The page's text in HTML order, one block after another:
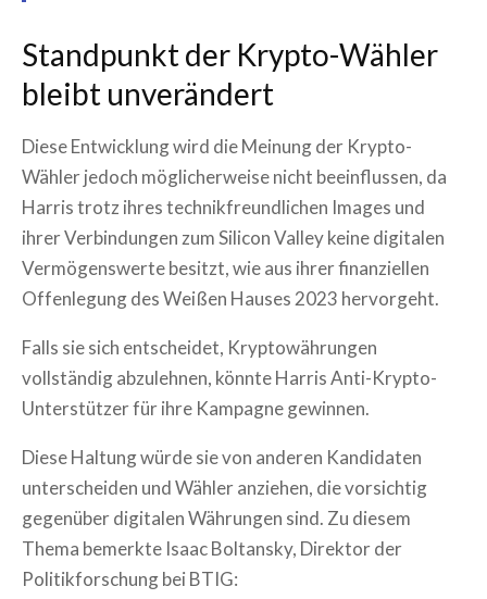
Standpunkt der Krypto-Wähler
bleibt unverändert
Diese Entwicklung wird die Meinung der Krypto-
Wähler jedoch möglicherweise nicht beeinflussen, da
Harris trotz ihres technikfreundlichen Images und
ihrer Verbindungen zum Silicon Valley keine digitalen
Vermögenswerte besitzt, wie aus ihrer finanziellen
Offenlegung des Weißen Hauses 2023 hervorgeht.
Falls sie sich entscheidet, Kryptowährungen
vollständig abzulehnen, könnte Harris Anti-Krypto-
Unterstützer für ihre Kampagne gewinnen.
Diese Haltung würde sie von anderen Kandidaten
unterscheiden und Wähler anziehen, die vorsichtig
gegenüber digitalen Währungen sind. Zu diesem
Thema bemerkte Isaac Boltansky, Direktor der
Politikforschung bei BTIG: